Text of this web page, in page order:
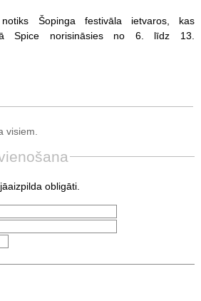
Šopinga festivāla ietvaros, kas
Spice norisināsies no 6. līdz 13.
visiem.
obligāti.